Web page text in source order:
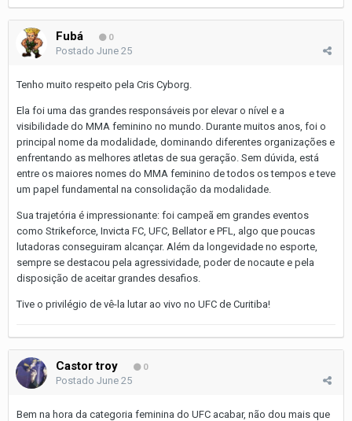
Fubá 0
Postado June 25
Tenho muito respeito pela Cris Cyborg.
Ela foi uma das grandes responsáveis por elevar o nível e a
visibilidade do MMA feminino no mundo. Durante muitos anos, foi o
principal nome da modalidade, dominando diferentes organizações e
enfrentando as melhores atletas de sua geração. Sem dúvida, está
entre os maiores nomes do MMA feminino de todos os tempos e teve
um papel fundamental na consolidação da modalidade.
Sua trajetória é impressionante: foi campeã em grandes eventos
como Strikeforce, Invicta FC, UFC, Bellator e PFL, algo que poucas
lutadoras conseguiram alcançar. Além da longevidade no esporte,
sempre se destacou pela agressividade, poder de nocaute e pela
disposição de aceitar grandes desafios.
Tive o privilégio de vê-la lutar ao vivo no UFC de Curitiba!
Castor troy 0
Postado June 25
Bem na hora da categoria feminina do UFC acabar, não dou mais que